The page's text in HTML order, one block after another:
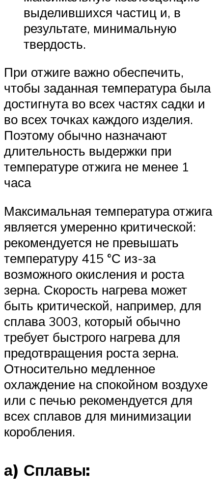
выделившихся частиц и, в
результате, минимальную
твердость.
При отжиге важно обеспечить,
чтобы заданная температура была
достигнута во всех частях садки и
во всех точках каждого изделия.
Поэтому обычно назначают
длительность выдержки при
температуре отжига не менее 1
часа
Максимальная температура отжига
является умеренно критической:
рекомендуется не превышать
температуру 415 °С из-за
возможного окисления и роста
зерна. Скорость нагрева может
быть критической, например, для
сплава 3003, который обычно
требует быстрого нагрева для
предотвращения роста зерна.
Относительно медленное
охлаждение на спокойном воздухе
или с печью рекомендуется для
всех сплавов для минимизации
коробления.
а) Сплавы: